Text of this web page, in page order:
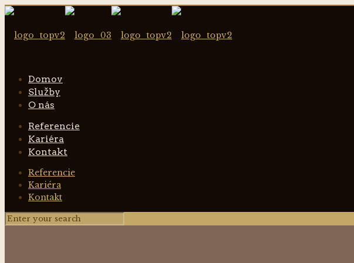
Domov
Služby
O nás
Referencie
Kariéra
Kontakt
Referencie
Kariéra
Kontakt